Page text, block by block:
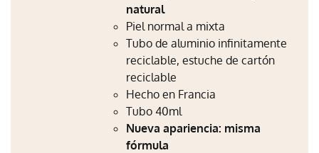
Contacto
Mi Perfil
Carrito
natural
Piel normal a mixta
Tubo de aluminio infinitamente
reciclable, estuche de cartón
reciclable
Hecho en Francia
Tubo 40ml
Nueva apariencia: misma
fórmula